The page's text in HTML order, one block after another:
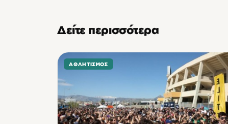
Δείτε περισσότερα
ΑΘΛΗΤΙΣΜΌΣ